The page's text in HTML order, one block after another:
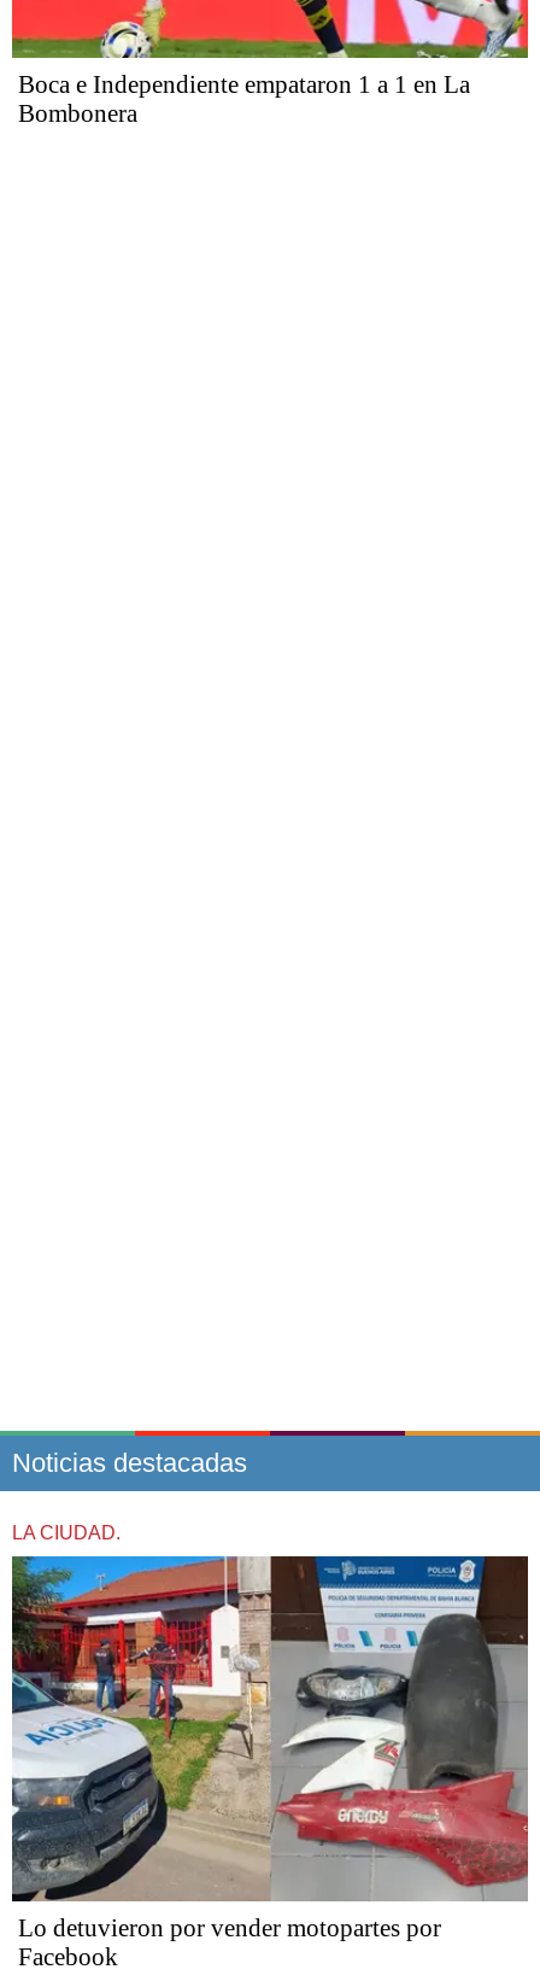
Boca e Independiente empataron 1 a 1 en La
Bombonera
Noticias destacadas
LA CIUDAD.
Lo detuvieron por vender motopartes por
Facebook